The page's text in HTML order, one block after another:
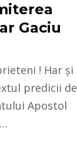
Gaciu
! Har și
predicii de
Apostol